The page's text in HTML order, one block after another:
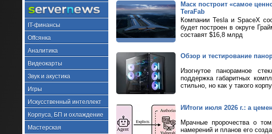
IT-финансы
Offсянка
Аналитика
Видеокарты
Звук и акустика
Игры
Искусственный интеллект
Корпуса, БП и охлаждение
Мастерская
Маск построит «самое
TeraFab
Компании Tesla и SpaceX
будет построен в округе
составят $16,8 млрд
Обзор и тестирование
Изогнутое панорамное
поддержка габаритных
стильно, но как у такого
ИИтоги июля 2026 г.: а
Мрачные пророчества о
намерений и планов его